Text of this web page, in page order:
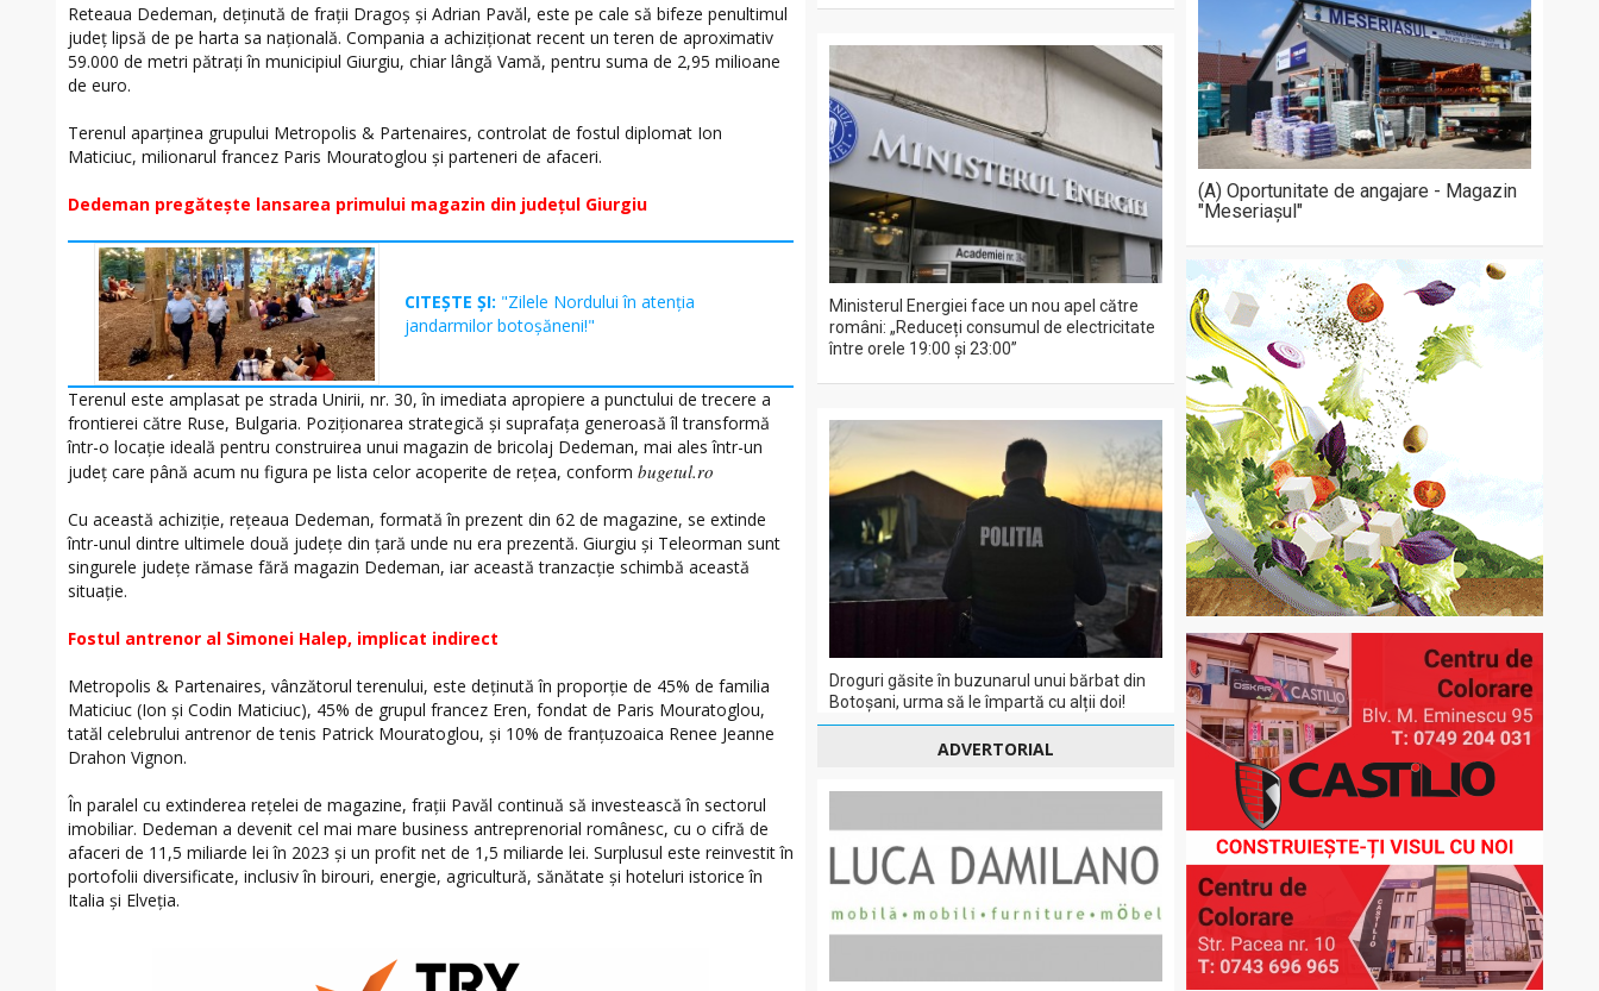
Reteaua Dedeman, deținută de frații Dragoș și Adrian Pavăl, este pe cale să bifeze penultimul
județ lipsă de pe harta sa națională. Compania a achiziționat recent un teren de aproximativ
59.000 de metri pătrați în municipiul Giurgiu, chiar lângă Vamă, pentru suma de 2,95 milioane
de euro.
Terenul aparținea grupului Metropolis & Partenaires, controlat de fostul diplomat Ion
Maticiuc, milionarul francez Paris Mouratoglou și parteneri de afaceri.
Dedeman pregătește lansarea primului magazin din județul Giurgiu
CITEȘTE ȘI: "Zilele Nordului în atenția
jandarmilor botoșăneni!"
Terenul este amplasat pe strada Unirii, nr. 30, în imediata apropiere a punctului de trecere a
frontierei către Ruse, Bulgaria. Poziționarea strategică și suprafața generoasă îl transformă
într-o locație ideală pentru construirea unui magazin de bricolaj Dedeman, mai ales într-un
județ care până acum nu figura pe lista celor acoperite de rețea, conform bugetul.ro
Cu această achiziție, rețeaua Dedeman, formată în prezent din 62 de magazine, se extinde
într-unul dintre ultimele două județe din țară unde nu era prezentă. Giurgiu și Teleorman sunt
singurele județe rămase fără magazin Dedeman, iar această tranzacție schimbă această
situație.
Fostul antrenor al Simonei Halep, implicat indirect
Metropolis & Partenaires, vânzătorul terenului, este deținută în proporție de 45% de familia
Maticiuc (Ion și Codin Maticiuc), 45% de grupul francez Eren, fondat de Paris Mouratoglou,
tatăl celebrului antrenor de tenis Patrick Mouratoglou, și 10% de franțuzoaica Renee Jeanne
Drahon Vignon.
În paralel cu extinderea rețelei de magazine, frații Pavăl continuă să investească în sectorul
imobiliar. Dedeman a devenit cel mai mare business antreprenorial românesc, cu o cifră de
afaceri de 11,5 miliarde lei în 2023 și un profit net de 1,5 miliarde lei. Surplusul este reinvestit în
portofolii diversificate, inclusiv în birouri, energie, agricultură, sănătate și hoteluri istorice în
Italia și Elveția.
Ministerul Energiei face un nou apel către
români: „Reduceți consumul de electricitate
între orele 19:00 și 23:00”
Droguri găsite în buzunarul unui bărbat din
Botoșani, urma să le împartă cu alții doi!
ADVERTORIAL
(A) Oportunitate de angajare - Magazin
"Meseriașul"